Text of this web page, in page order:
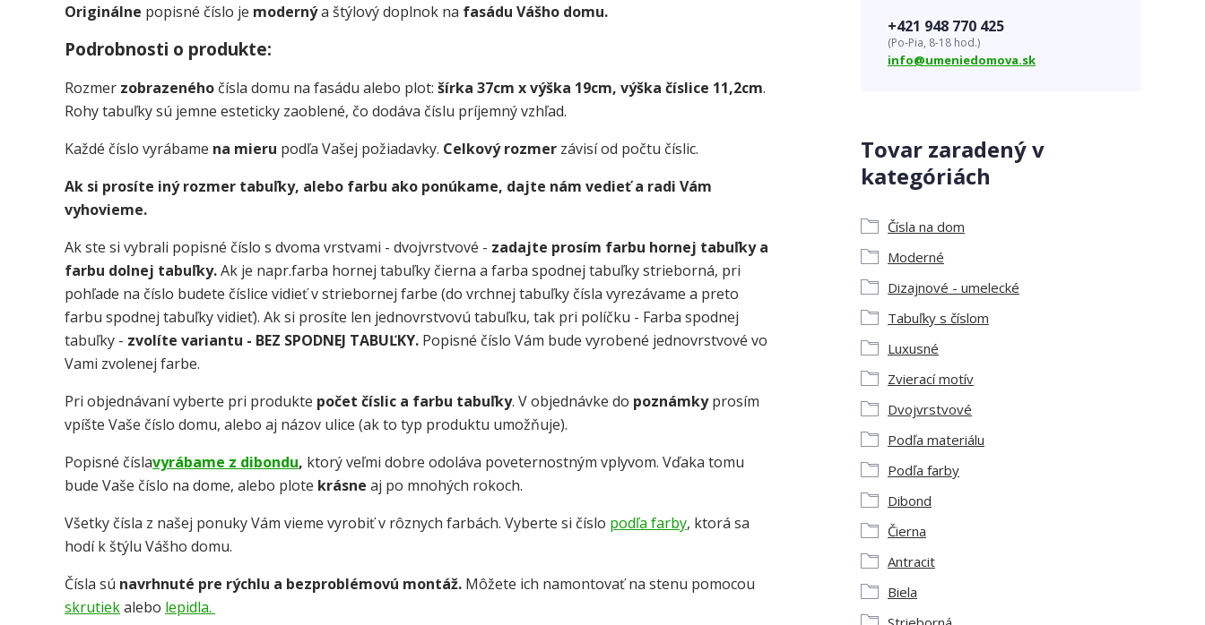
Originálne popisné číslo je modernýa štýlový doplnok na fasádu Vášho domu.
Podrobnosti o produkte:
Rozmer zobrazeného čísla domu na fasádu alebo plot: šírka 37cm x výška 19cm, výška číslice 11,2cm.
Rohy tabuľky sú jemne esteticky zaoblené, čo dodáva číslu príjemný vzhľad.
Každé číslo vyrábame na mieru podľa Vašej požiadavky. Celkový rozmer závisí od počtu číslic.
Ak si prosíte iný rozmer tabuľky, alebo farbu ako ponúkame, dajte nám vedieť a radi Vám
vyhovieme.
Ak ste si vybrali popisné číslo s dvoma vrstvami - dvojvrstvové - zadajte prosím farbu hornej tabuľky a
farbu dolnej tabuľky.Ak je napr.farba hornej tabuľky čierna a farba spodnej tabuľky strieborná, pri
pohľade na číslo budete číslice vidieť v striebornej farbe (do vrchnej tabuľky čísla vyrezávame a preto
farbu spodnej tabuľky vidieť). Ak si prosíte len jednovrstvovú tabuľku, tak pri políčku - Farba spodnej
tabuľky - zvolíte variantu - BEZ SPODNEJ TABUĽKY. Popisné číslo Vám bude vyrobené jednovrstvové vo
Vami zvolenej farbe.
Pri objednávaní vyberte pri produkte počet číslic a farbu tabuľky. V objednávke do poznámkyprosím
vpíšte Vaše číslo domu, alebo aj názov ulice (ak to typ produktu umožňuje).
Popisné číslavyrábame z dibondu, ktorý veľmi dobre odoláva poveternostným vplyvom. Vďaka tomu
bude Vaše číslo na dome, alebo plote krásne aj po mnohých rokoch.
Všetky čísla z našej ponuky Vám vieme vyrobiť v rôznych farbách. Vyberte si číslo podľa farby, ktorá sa
hodí k štýlu Vášho domu.
Čísla sú navrhnuté pre rýchlu a bezproblémovú montáž. Môžete ich namontovať na stenu pomocou
skrutiekalebo lepidla.
Tovar zaradený v
kategóriách
Čísla na dom
Moderné
Dizajnové - umelecké
Tabuľky s číslom
Luxusné
Zvierací motív
Dvojvrstvové
Podľa materiálu
Podľa farby
Dibond
Čierna
Antracit
Biela
+421 948 770 425
(Po-Pia, 8-18 hod.)
info@umeniedomova.sk